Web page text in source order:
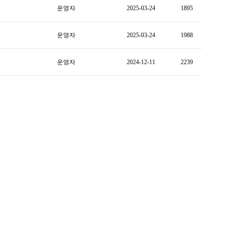
운영자 2025-03-24 1895
운영자 2025-03-24 1988
운영자 2024-12-11 2239